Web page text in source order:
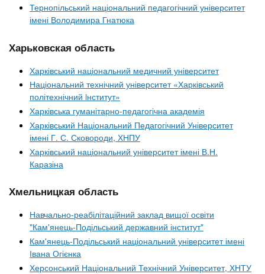
Тернопільський національний педагогічний університет
імені Володимира Гнатюка
Харьковская область
Харківський національний медичний університет
Національний технічний університет «Харківський
політехнічний iнститут»
Харківська гуманітарно-педагогічна академія
Харківський Національний Педагогічний Університет
імені Г. С. Сковороди, ХНПУ
Харківський національний університет імені В.Н.
Каразіна
Хмельницкая область
Навчально-реабілітаційний заклад вищої освіти
"Кам'янець-Подільський державний інститут"
Кам'янець-Подільський національний університет імені
Івана Огієнка
Херсонський Національний Технічний Університет, ХНТУ